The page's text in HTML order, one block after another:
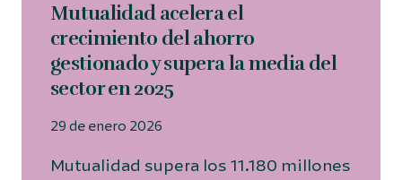
Mutualidad acelera el
crecimiento del ahorro
gestionado y supera la media del
sector en 2025
29 de enero 2026
Mutualidad supera los 11.180 millones